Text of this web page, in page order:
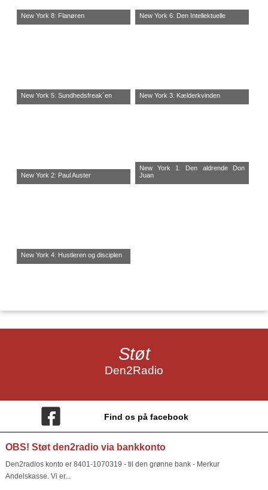
New York 8: Flanøren New York 6: Den Intellektuelle
New York 5: Sundhedsfreak´en New York 3: Kælderkvinden
New York 2: Paul Auster
New York 1: Den aldrende Don
Juan
New York 4: Hustleren og disciplen
Støt
Den2Radio
Find os på facebook
OBS! Støt den2radio via bankkonto
Den2radios konto er 8401-1070319 - til den grønne bank - Merkur
Andelskasse. Vi er...